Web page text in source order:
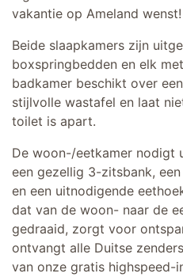
vakantie op Ameland wenst!
Beide slaapkamers zijn
boxspringbedden en elk
badkamer beschikt over
stijlvolle wastafel en laat
toilet is apart.
De woon-/eetkamer nodigt
een gezellig 3-zitsbank,
en een uitnodigende
dat van de woon- naar de
gedraaid, zorgt voor
ontvangt alle Duitse
van onze gratis highspeed-